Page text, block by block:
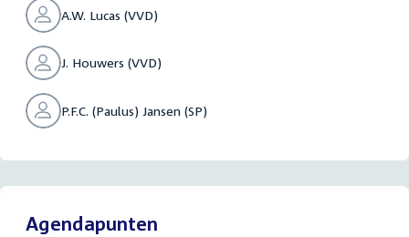
A.W. Lucas (VVD)
J. Houwers (VVD)
P.F.C. (Paulus) Jansen (SP)
Agendapunten